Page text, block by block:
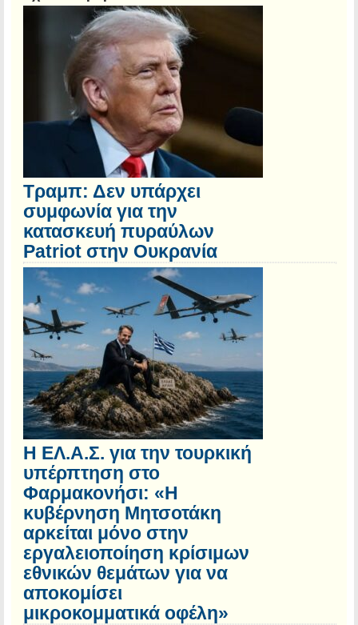
Τραμπ: Δεν υπάρχει
συμφωνία για την
κατασκευή πυραύλων
Patriot στην Ουκρανία
Η ΕΛ.Α.Σ. για την τουρκική
υπέρπτηση στο
Φαρμακονήσι: «Η
κυβέρνηση Μητσοτάκη
αρκείται μόνο στην
εργαλειοποίηση κρίσιμων
εθνικών θεμάτων για να
αποκομίσει
μικροκομματικά οφέλη»